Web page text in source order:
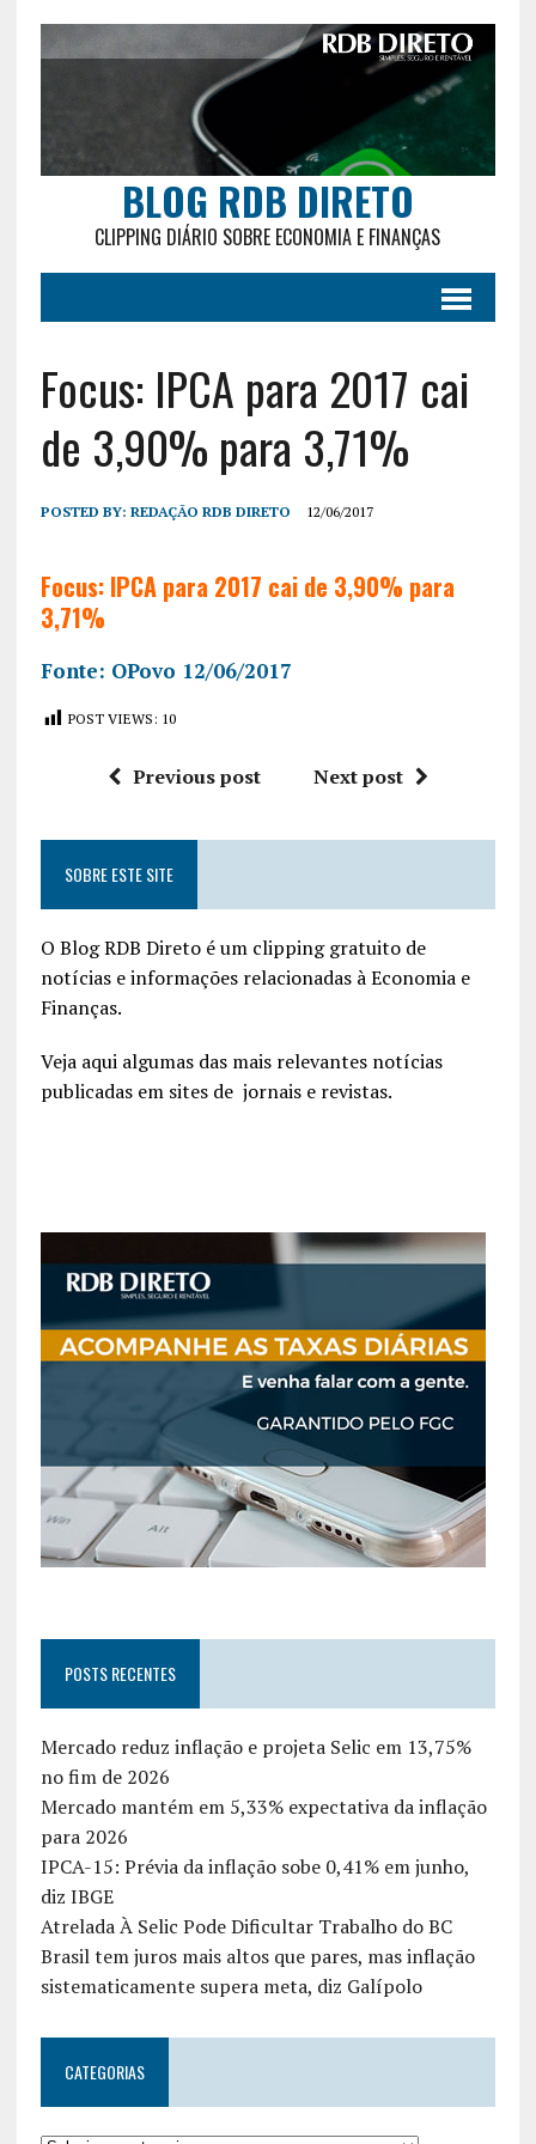
BLOG RDB DIRETO
CLIPPING DIÁRIO SOBRE ECONOMIA E FINANÇAS
Focus: IPCA para 2017 cai
de 3,90% para 3,71%
POSTED BY: REDAÇÃO RDB DIRETO 12/06/2017
Focus: IPCA para 2017 cai de 3,90% para
3,71%
Fonte: OPovo 12/06/2017
POST VIEWS: 10
Previous post Next post
SOBRE ESTE SITE
O Blog RDB Direto é um clipping gratuito de
notícias e informações relacionadas à Economia e
Finanças.
Veja aqui algumas das mais relevantes notícias
publicadas em sites de jornais e revistas.
POSTS RECENTES
Mercado reduz inflação e projeta Selic em 13,75%
no fim de 2026
Mercado mantém em 5,33% expectativa da inflação
para 2026
IPCA-15: Prévia da inflação sobe 0,41% em junho,
diz IBGE
Atrelada À Selic Pode Dificultar Trabalho do BC
Brasil tem juros mais altos que pares, mas inflação
sistematicamente supera meta, diz Galípolo
CATEGORIAS